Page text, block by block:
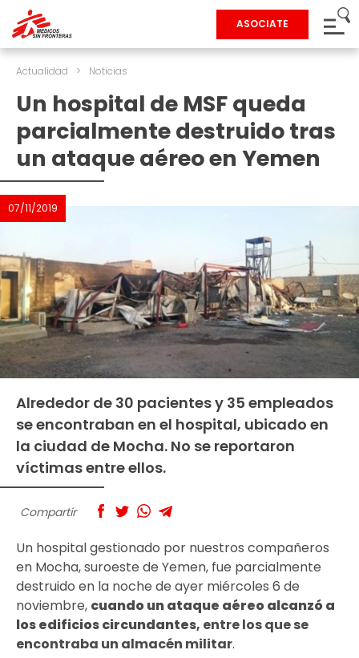
ASOCIATE
Actualidad > Noticias
Un hospital de MSF queda
parcialmente destruido tras
un ataque aéreo en Yemen
07/11/2019
Alrededor de 30 pacientes y 35 empleados
se encontraban en el hospital, ubicado en
la ciudad de Mocha. No se reportaron
víctimas entre ellos.
Compartir
Un hospital gestionado por nuestros compañeros
en Mocha, suroeste de Yemen, fue parcialmente
destruido en la noche de ayer miércoles 6 de
noviembre, cuando un ataque aéreo alcanzó a
los edificios circundantes, entre los que se
encontraba un almacén militar.